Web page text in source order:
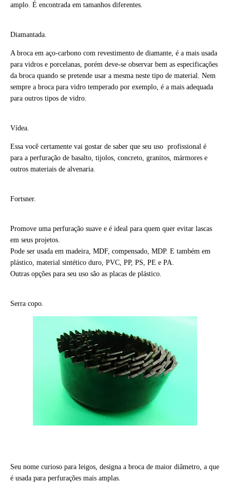
amplo. É encontrada em tamanhos diferentes.
Diamantada.
A broca em aço-carbono com revestimento de diamante, é a mais usada
para vidros e porcelanas, porém deve-se observar bem as especificações
da broca quando se pretende usar a mesma neste tipo de material. Nem
sempre a broca para vidro temperado por exemplo, é a mais adequada
para outros tipos de vidro.
Vídea.
Essa você certamente vai gostar de saber que seu uso profissional é
para a perfuração de basalto, tijolos, concreto, granitos, mármores e
outros materiais de alvenaria.
Fortsner.
Promove uma perfuração suave e é ideal para quem quer evitar lascas
em seus projetos.
Pode ser usada em madeira, MDF, compensado, MDP. E também em
plástico, material sintético duro, PVC, PP, PS, PE e PA.
Outras opções para seu uso são as placas de plástico.
Serra copo.
Seu nome curioso para leigos, designa a broca de maior diâmetro, a que
é usada para perfurações mais amplas.